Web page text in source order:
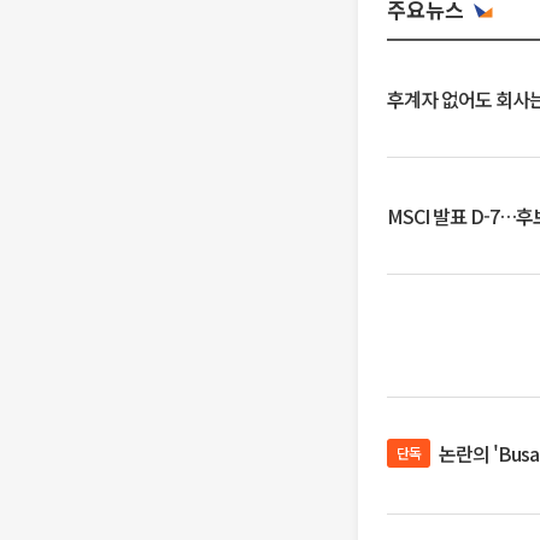
주요뉴스
후계자 없어도 회사
MSCI 발표 D-7…후
단독 논란의